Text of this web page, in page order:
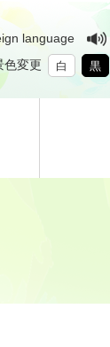
language
色変更 白 黒